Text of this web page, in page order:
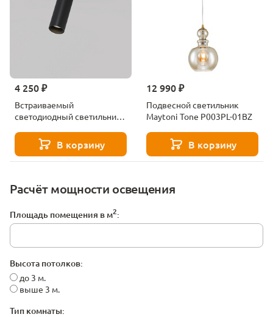
Расчёт мощности освещения
Площадь помещения в м2:
Высота потолков:
до 3 м.
выше 3 м.
Тип комнаты:
4 250 ₽
Встраиваемый
светодиодный светильник
L200-7W3K-BВ корзину
12 990 ₽
Подвесной светильник
Maytoni Tone P003PL-01BZ
В корзину